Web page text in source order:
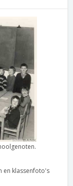
en klassenfoto's